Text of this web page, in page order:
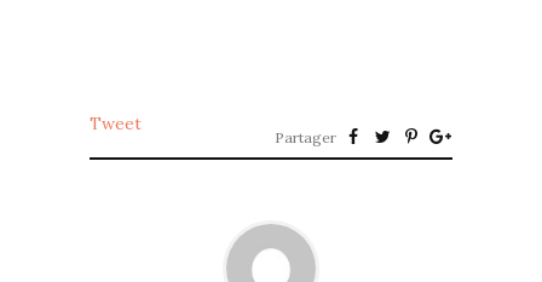
Tweet
Partager